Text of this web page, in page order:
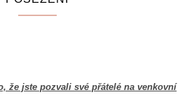
že jste pozvali své přátelé na venkovní